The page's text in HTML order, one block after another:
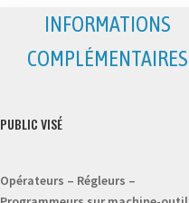
INFORMATIONS
COMPLÉMENTAIRES
PUBLIC VISÉ
Opérateurs – Régleurs –